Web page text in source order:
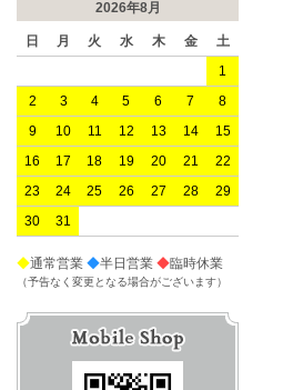
2026年8月
日 月 火 水 木 金
土
1
2
3 4 5 6 7
8
9
10 11 12 13 14
15
16
17 18 19 20 21
22
23
24 25 26 27 28
29
30
31
◆通常営業 ◆半日営業 ◆臨時休業
（予告なく変更となる場合がございます）